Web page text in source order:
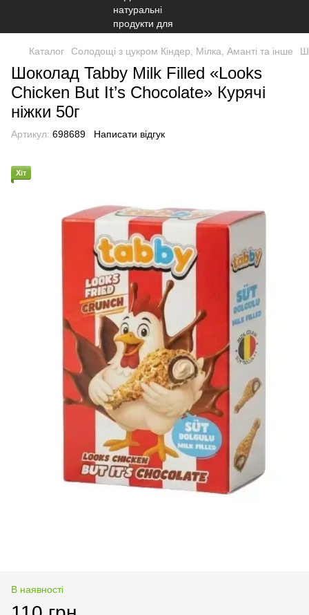
Каталог Солодощі з цукром Кіндер, Мілка, Аманті та інше
Шоколад Tabby Milk Filled «Looks
Chicken But It’s Chocolate» Курячі
ніжки 50г
Артикул: 698689 Написати відгук
Хіт
В наявності